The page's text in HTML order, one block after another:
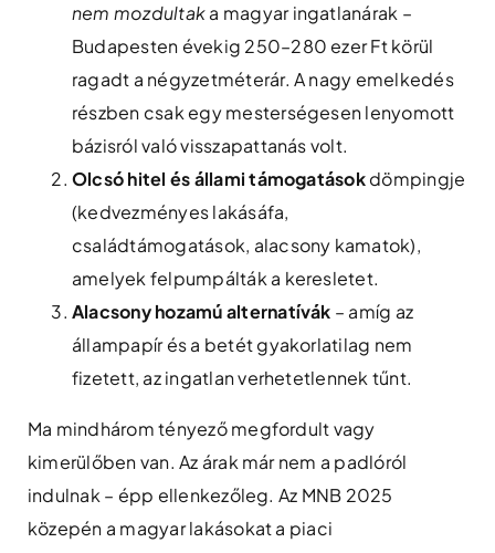
nem mozdultaka magyar ingatlanárak –
Budapesten évekig 250–280 ezer Ft körül
ragadt a négyzetméterár. A nagy emelkedés
részben csak egy mesterségesen lenyomott
bázisról való visszapattanás volt.
Olcsó hitel és állami támogatásokdömpingje
(kedvezményes lakásáfa,
családtámogatások, alacsony kamatok),
amelyek felpumpálták a keresletet.
Alacsony hozamú alternatívák – amíg az
állampapír és a betét gyakorlatilag nem
fizetett, az ingatlan verhetetlennek tűnt.
Ma mindhárom tényező megfordult vagy
kimerülőben van. Az árak már nem a padlóról
indulnak – épp ellenkezőleg. Az MNB 2025
közepén a magyar lakásokat a piaci